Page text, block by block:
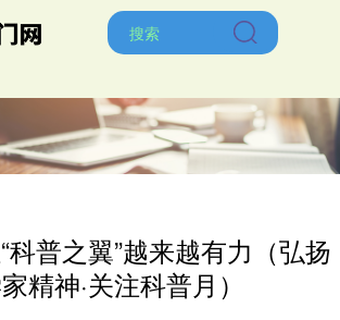
科普之翼”越来越有力（弘扬
精神·关注科普月）